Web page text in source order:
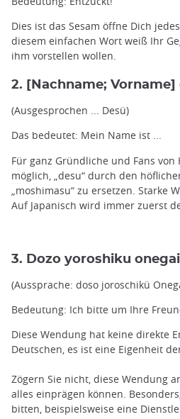
Dies ist das Sesam öffne Dich
diesem einfachen Wort weiß Ihr
ihm vorstellen wollen.
2. [Nachname; Vorname]
(Ausgesprochen ... Desü)
Das bedeutet: Mein Name ist ...
Für ganz Gründliche und Fans
möglich, „desu“ durch den
„moshimasu“ zu ersetzen. Starke
Auf Japanisch wird immer zuerst
3. Dozo yoroshiku
(Aussprache: doso joroschikü
Bedeutung: Ich bitte um Ihre
Diese Wendung hat keine direkte
Deutschen, es ist eine Eigenheit
Zögern Sie nicht, diese Wendung
alles einprägen können.
bitten, beispielsweise eine